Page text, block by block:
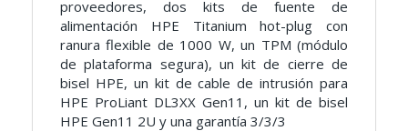
proveedores, dos kits de fuente de
alimentación HPE Titanium hot-plug con
ranura flexible de 1000 W, un TPM (módulo
de plataforma segura), un kit de cierre de
bisel HPE, un kit de cable de intrusión para
HPE ProLiant DL3XX Gen11, un kit de bisel
HPE Gen11 2U y una garantía 3/3/3